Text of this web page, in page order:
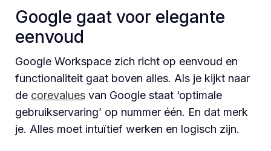
Google gaat voor elegante
eenvoud
Google Workspace zich richt op eenvoud en
functionaliteit gaat boven alles. Als je kijkt naar
de corevalues van Google staat ‘optimale
gebruikservaring’ op nummer één. En dat merk
je. Alles moet intuïtief werken en logisch zijn.